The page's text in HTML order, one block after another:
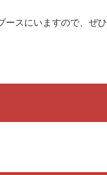
ースにいますので、ぜひ